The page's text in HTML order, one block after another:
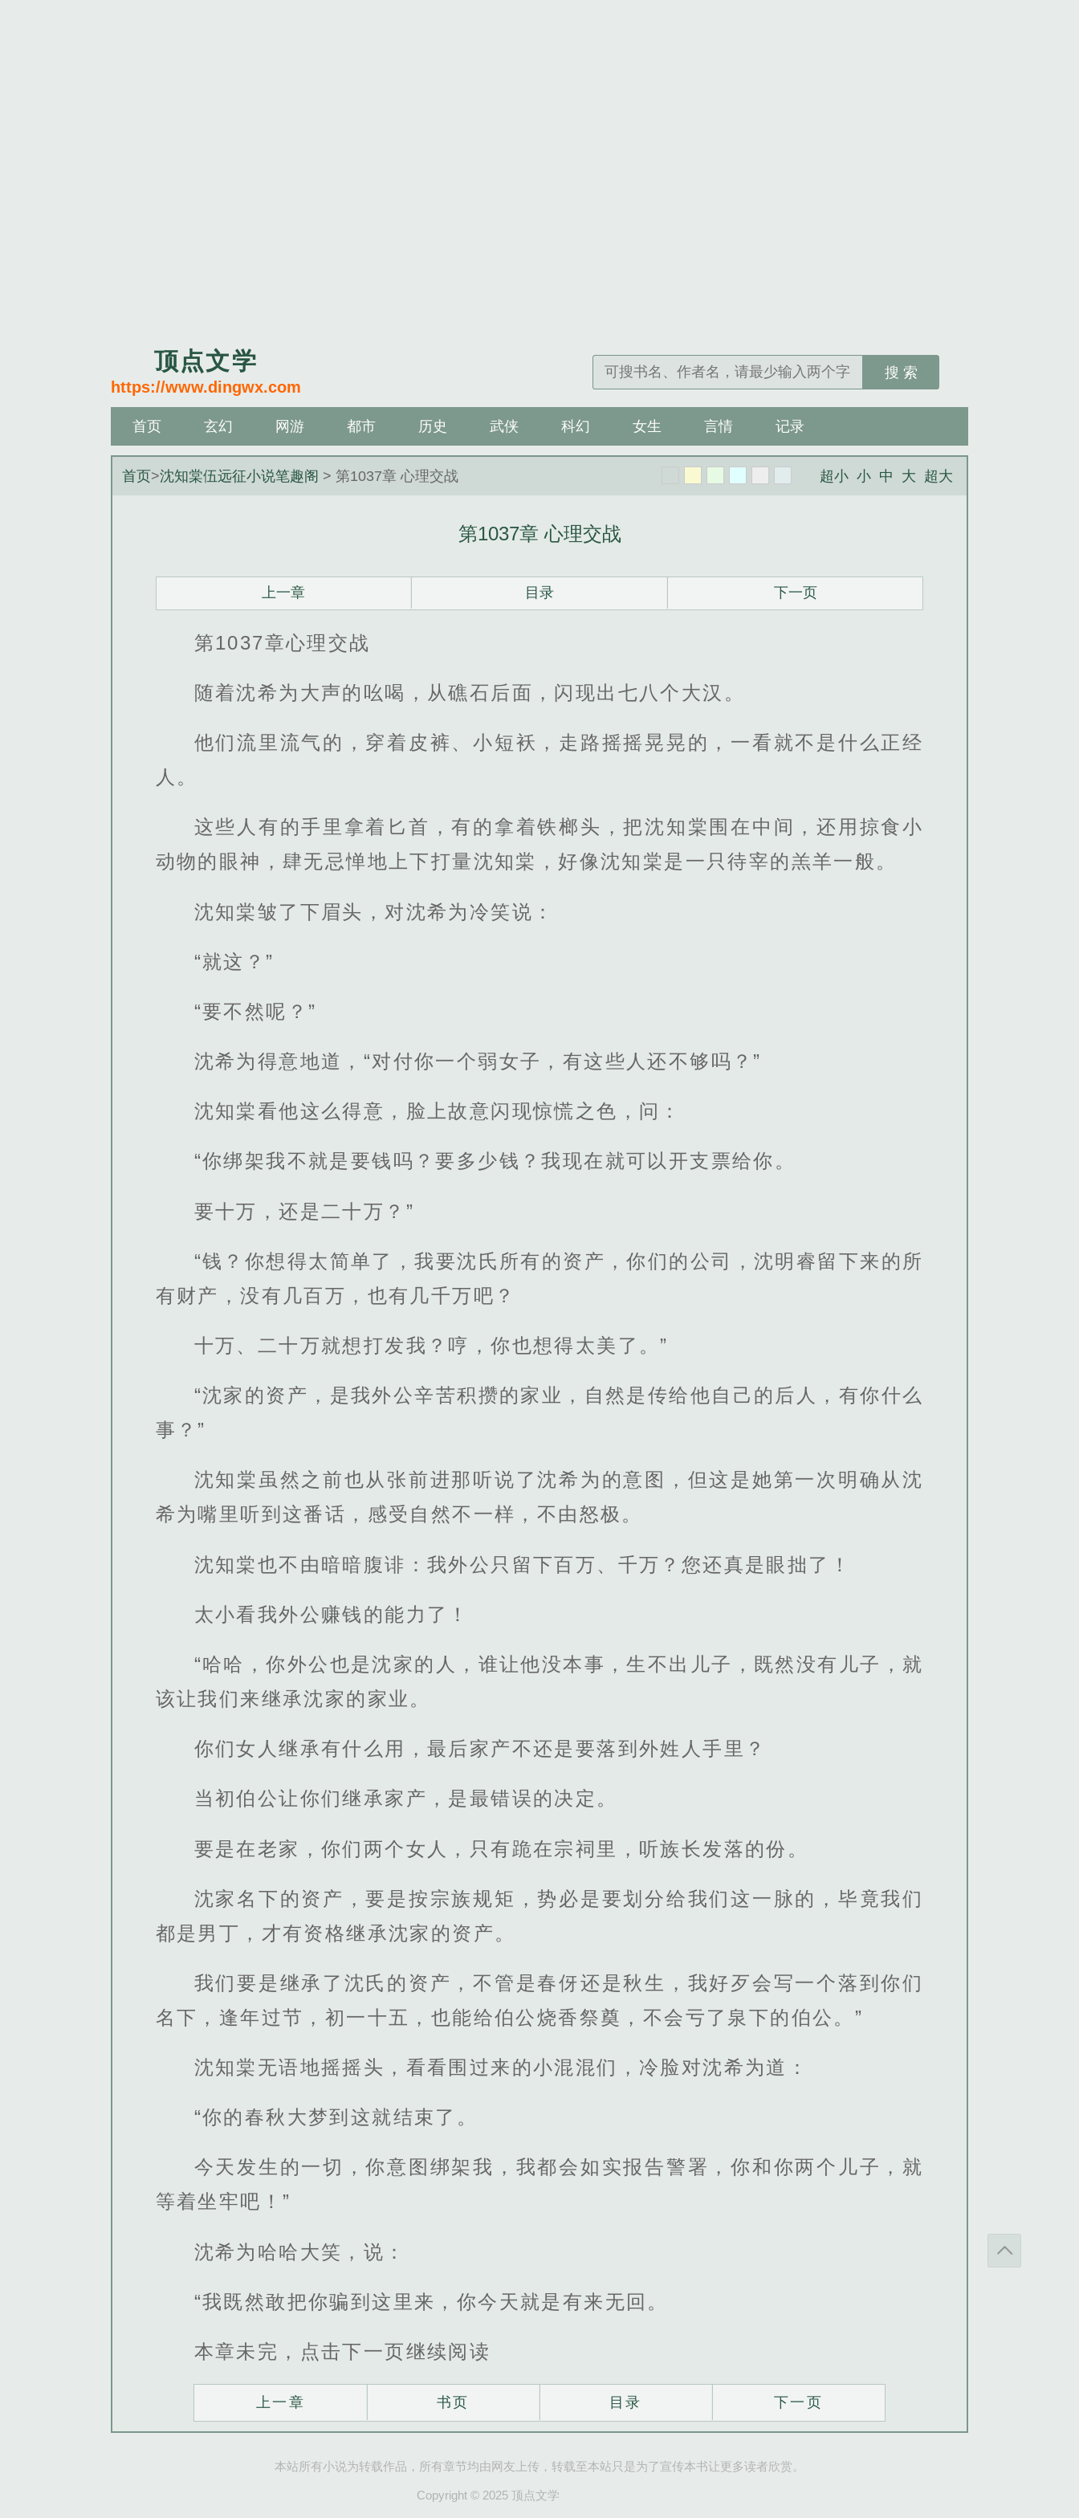
顶点文学
https://www.dingwx.com
搜 索
首页 玄幻 网游 都市 历史 武侠 科幻 女生 言情 记录
首页>沈知棠伍远征小说笔趣阁 > 第1037章 心理交战 超小 小 中 大 超大
第1037章 心理交战
上一章 目录 下一页
第1037章心理交战
随着沈希为大声的吆喝，从礁石后面，闪现出七八个大汉。
他们流里流气的，穿着皮裤、小短袄，走路摇摇晃晃的，一看就不是什么正经
人。
这些人有的手里拿着匕首，有的拿着铁榔头，把沈知棠围在中间，还用掠食小
动物的眼神，肆无忌惮地上下打量沈知棠，好像沈知棠是一只待宰的羔羊一般。
沈知棠皱了下眉头，对沈希为冷笑说：
“就这？”
“要不然呢？”
沈希为得意地道，“对付你一个弱女子，有这些人还不够吗？”
沈知棠看他这么得意，脸上故意闪现惊慌之色，问：
“你绑架我不就是要钱吗？要多少钱？我现在就可以开支票给你。
要十万，还是二十万？”
“钱？你想得太简单了，我要沈氏所有的资产，你们的公司，沈明睿留下来的所
有财产，没有几百万，也有几千万吧？
十万、二十万就想打发我？哼，你也想得太美了。”
“沈家的资产，是我外公辛苦积攒的家业，自然是传给他自己的后人，有你什么
事？”
沈知棠虽然之前也从张前进那听说了沈希为的意图，但这是她第一次明确从沈
希为嘴里听到这番话，感受自然不一样，不由怒极。
沈知棠也不由暗暗腹诽：我外公只留下百万、千万？您还真是眼拙了！
太小看我外公赚钱的能力了！
“哈哈，你外公也是沈家的人，谁让他没本事，生不出儿子，既然没有儿子，就
该让我们来继承沈家的家业。
你们女人继承有什么用，最后家产不还是要落到外姓人手里？
当初伯公让你们继承家产，是最错误的决定。
要是在老家，你们两个女人，只有跪在宗祠里，听族长发落的份。
沈家名下的资产，要是按宗族规矩，势必是要划分给我们这一脉的，毕竟我们
都是男丁，才有资格继承沈家的资产。
我们要是继承了沈氏的资产，不管是春伢还是秋生，我好歹会写一个落到你们
名下，逢年过节，初一十五，也能给伯公烧香祭奠，不会亏了泉下的伯公。”
沈知棠无语地摇摇头，看看围过来的小混混们，冷脸对沈希为道：
“你的春秋大梦到这就结束了。
今天发生的一切，你意图绑架我，我都会如实报告警署，你和你两个儿子，就
等着坐牢吧！”
沈希为哈哈大笑，说：
“我既然敢把你骗到这里来，你今天就是有来无回。
本章未完，点击下一页继续阅读
上一章 书页 目录 下一页
本站所有小说为转载作品，所有章节均由网友上传，转载至本站只是为了宣传本书让更多读者欣赏。
Copyright © 2025 顶点文学